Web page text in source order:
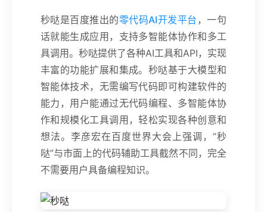
秒哒是百度推出的零代码AI开发平台 ，一句
话就能生成应用，支持多智能体协作和多工
具调用。秒哒提供了各种AI工具和API，实现
丰富的功能扩展和集成。秒哒基于大模型和
智能体技术，无需编写代码即可构建软件的
能力，用户能通过无代码编程、多智能体协
作和规模化工具调用，轻松实现各种创意和
想法。李彦宏在百度世界大会上强调，“秒
哒”与市面上的代码辅助工具截然不同，完全
不需要用户具备编程知识。